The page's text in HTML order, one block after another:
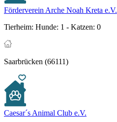
Förderverein Arche Noah Kreta e.V.
Tierheim: Hunde: 1 - Katzen: 0
Saarbrücken (66111)
Caesar´s Animal Club e.V.